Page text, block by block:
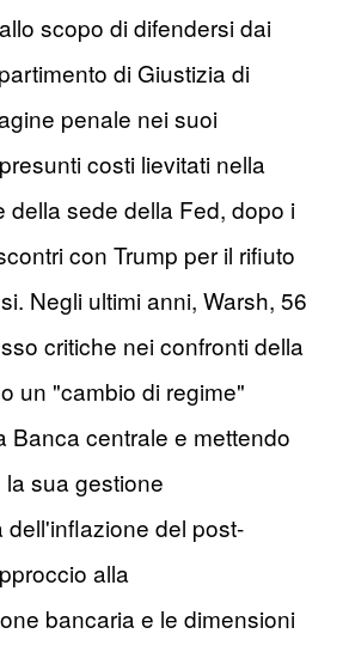
scopo di difendersi dai
di Giustizia di
penale nei suoi
costi lievitati nella
della sede della Fed, dopo i
con Trump per il rifiuto
Negli ultimi anni, Warsh, 56
critiche nei confronti della
un "cambio di regime"
Banca centrale e mettendo
sua gestione
dell'inflazione del post-
alla
bancaria e le dimensioni